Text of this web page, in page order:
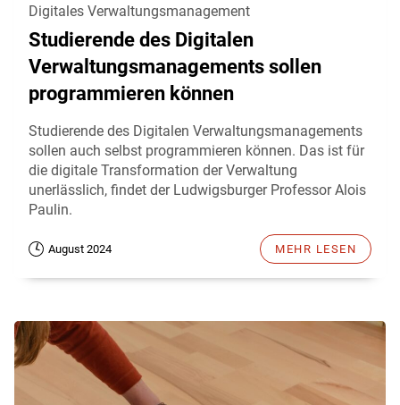
Digitales Verwaltungsmanagement
Studierende des Digitalen
Verwaltungsmanagements sollen
programmieren können
Studierende des Digitalen Verwaltungsmanagements
sollen auch selbst programmieren können. Das ist für
die digitale Transformation der Verwaltung
unerlässlich, findet der Ludwigsburger Professor Alois
Paulin.
August 2024 MEHR LESEN